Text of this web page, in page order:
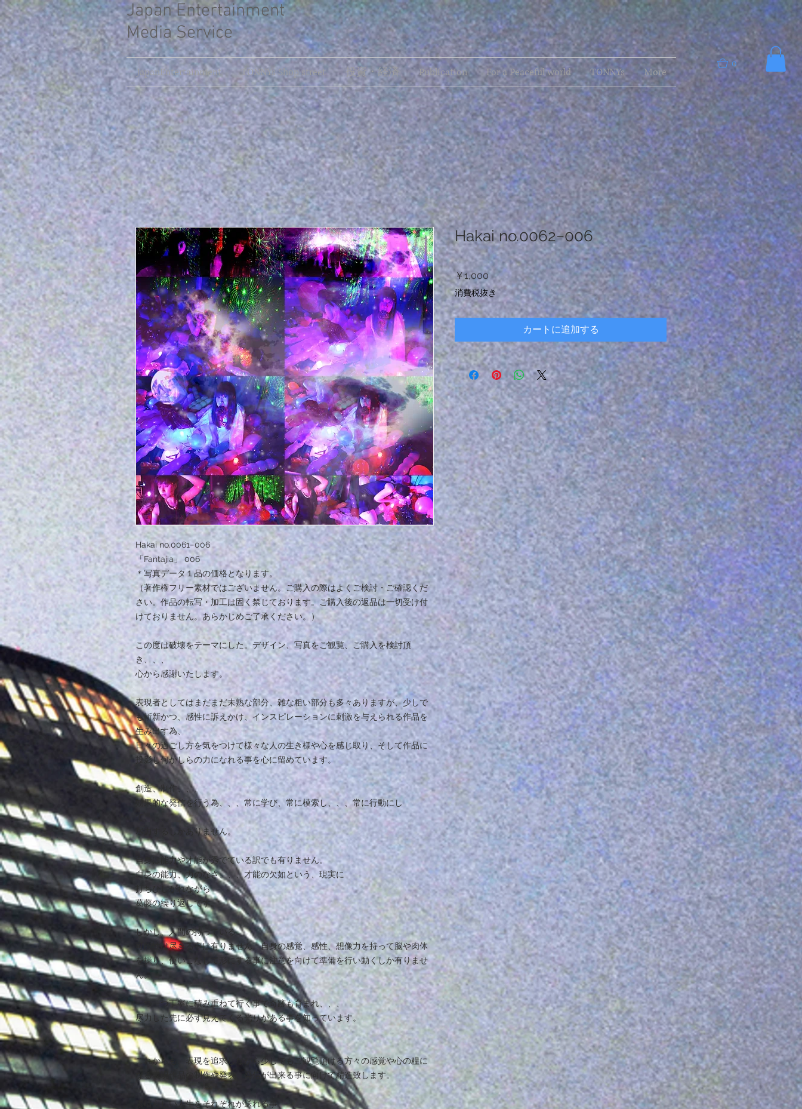
Japan Entertainment
Media Service
JapanEntertainment TONNYs Shop street 投資・経済 Publication For a Peaceful world TONNYs More
0
Hakai no.0061−006
「Fantajia」 006
＊写真データ１品の価格となります。
（著作権フリー素材ではございません。ご購入の際はよくご検討・ご確認くだ
さい。作品の転写・加工は固く禁じております。ご購入後の返品は一切受け付
けておりません。あらかじめご了承ください。）
この度は破壊をテーマにした。デザイン、写真をご観覧、ご購入を検討頂
き、、、
心から感謝いたします。
表現者としてはまだまだ未熟な部分、雑な粗い部分も多々ありますが、少しで
も斬新かつ、感性に訴えかけ、インスピレーションに刺激を与えられる作品を
生み出す為、
日々の過ごし方を気をつけて様々な人の生き様や心を感じ取り、そして作品に
投影し何かしらの力になれる事を心に留めています。
創造、制作、、、
効果的な発信を行う為、、、常に学び、常に模索し、、、常に行動にし
尽力するしかありません。
自身は能力や才能が秀でている訳でも有りません。
自身の能力、力のなさ、、、才能の欠如という、現実に
打ちひしがれながら
葛藤の繰り返しです。
しかし、人間の持っている
可能性は尽きる事は有りません。自身の感覚、感性、想像力を持って脳や肉体
を操り、使いこなして形にする事に注意を向けて準備を行い動くしか有りませ
ん。
一つ一つ丁寧に積み重ねて行く事で奇跡も育まれ、、、
尽力した先に必ず見えてくる光りがある事を知っています。
これからも、表現を追求しながら少しでもご観覧頂ける方々の感覚や心の糧に
なる表現作品の制作や発表、発信が出来る事に向けて精進致します。
素晴らしい人生をそれぞれが送れる事、
Hakai no.0062−006
￥1,000 価
格
消費税抜き
カートに追加する